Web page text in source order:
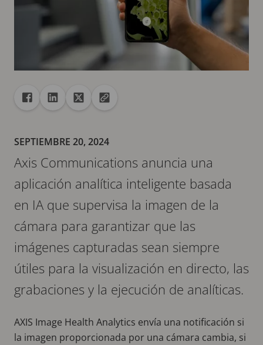
Recurso compartido
Compartir en Facebook
Compartir en Linkedin
Compartir en X
Copiar la url en el portapapeles
SEPTIEMBRE 20, 2024
Axis Communications anuncia una
aplicación analítica inteligente basada
en IA que supervisa la imagen de la
cámara para garantizar que las
imágenes capturadas sean siempre
útiles para la visualización en directo, las
grabaciones y la ejecución de analíticas.
AXIS Image Health Analytics envía una notificación si
la imagen proporcionada por una cámara cambia, si